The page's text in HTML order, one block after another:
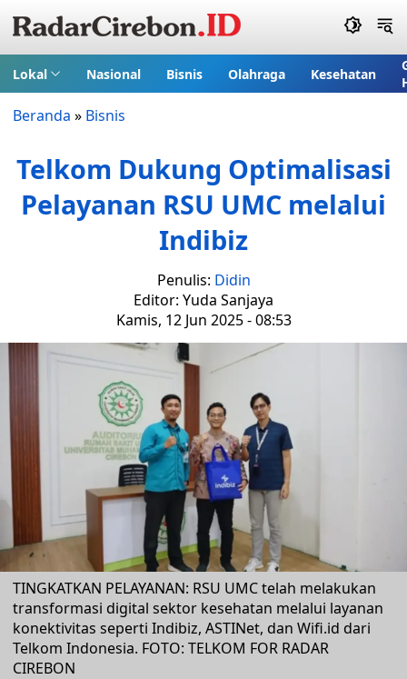
Lokal Nasional Bisnis Olahraga Kesehatan
Beranda » Bisnis
Telkom Dukung Optimalisasi
Pelayanan RSU UMC melalui
Indibiz
Penulis: Didin
Editor: Yuda Sanjaya
Kamis, 12 Jun 2025 - 08:53
TINGKATKAN PELAYANAN: RSU UMC telah melakukan
transformasi digital sektor kesehatan melalui layanan
konektivitas seperti Indibiz, ASTINet, dan Wifi.id dari
Telkom Indonesia. FOTO: TELKOM FOR RADAR
CIREBON